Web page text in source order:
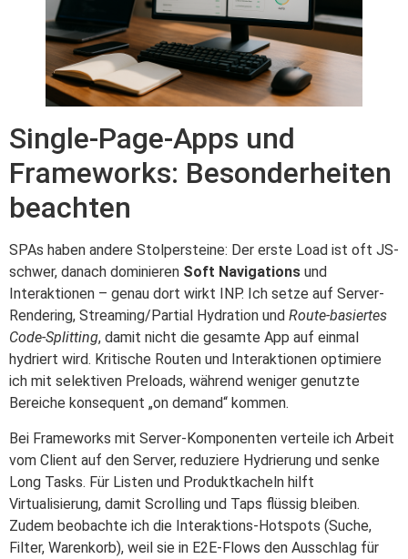
Single-Page-Apps und
Frameworks: Besonderheiten
beachten
SPAs haben andere Stolpersteine: Der erste Load ist oft JS-
schwer, danach dominieren Soft Navigations und
Interaktionen – genau dort wirkt INP. Ich setze auf Server-
Rendering, Streaming/Partial Hydration und Route-basiertes
Code-Splitting, damit nicht die gesamte App auf einmal
hydriert wird. Kritische Routen und Interaktionen optimiere
ich mit selektiven Preloads, während weniger genutzte
Bereiche konsequent „on demand“ kommen.
Bei Frameworks mit Server-Komponenten verteile ich Arbeit
vom Client auf den Server, reduziere Hydrierung und senke
Long Tasks. Für Listen und Produktkacheln hilft
Virtualisierung, damit Scrolling und Taps flüssig bleiben.
Zudem beobachte ich die Interaktions-Hotspots (Suche,
Filter, Warenkorb), weil sie in E2E-Flows den Ausschlag für